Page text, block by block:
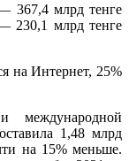
367,4 млрд тенге
230,1 млрд тенге
на Интернет, 25%
международной
1,48 млрд
на 15% меньше.